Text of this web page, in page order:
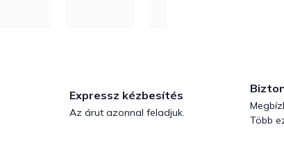
Expressz kézbesítés
Az árut azonnal feladjuk.
Több